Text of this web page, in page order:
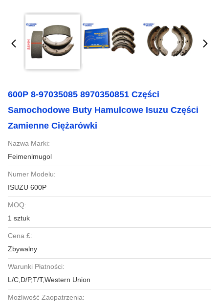
600P 8-97035085 8970350851 Części
Samochodowe Buty Hamulcowe Isuzu Części
Zamienne Ciężarówki
Nazwa Marki:
Feimenlmugol
Numer Modelu:
ISUZU 600P
MOQ:
1 sztuk
Cena £:
Zbywalny
Warunki Płatności:
L/C,D/P,T/T,Western Union
Możliwość Zaopatrzenia: